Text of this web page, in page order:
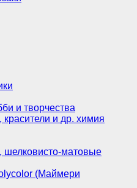
и творчества
красители и др. химия
шелковисто-матовые
(Маймери